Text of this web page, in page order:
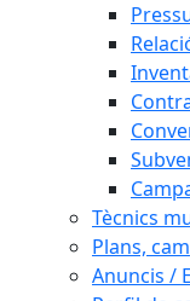
Tècnics
Plans,
Anuncis /